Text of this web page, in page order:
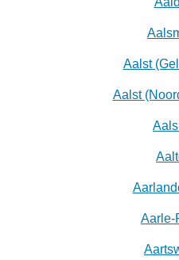
Aalst
Aalst
Aarle-